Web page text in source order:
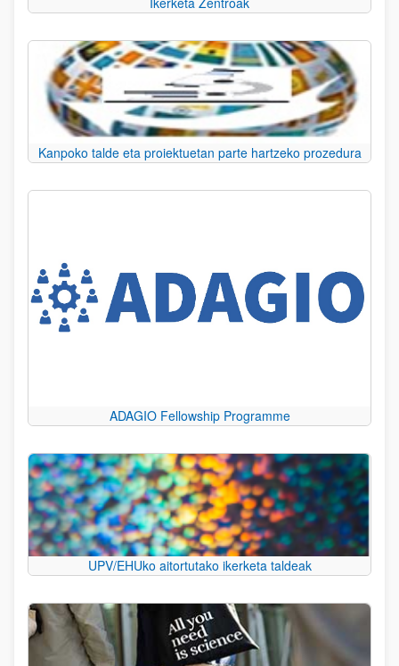
Kanpoko talde eta proiektuetan parte hartzeko prozedura
ADAGIO Fellowship Programme
UPV/EHUko aitortutako ikerketa taldeak